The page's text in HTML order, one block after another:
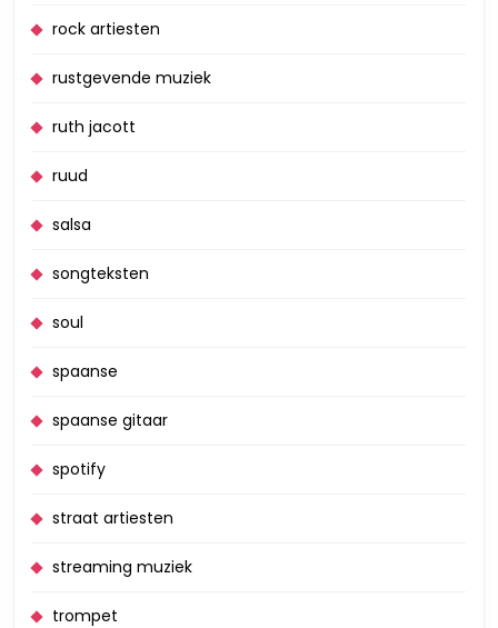
rock artiesten
rustgevende muziek
ruth jacott
ruud
salsa
songteksten
soul
spaanse
spaanse gitaar
spotify
straat artiesten
streaming muziek
trompet